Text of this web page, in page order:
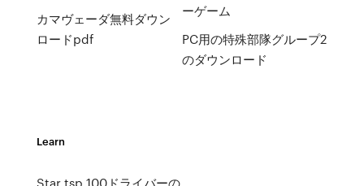
カマヴェーダ無料ダウン
ロードpdf
ーゲーム
PC用の特殊部隊グループ2
のダウンロード
Learn
Star tsp 100ドライバーの